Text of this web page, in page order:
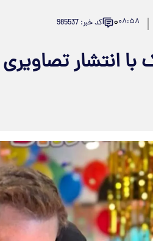
۰۸:۵۸۰ کد خبر: 985537